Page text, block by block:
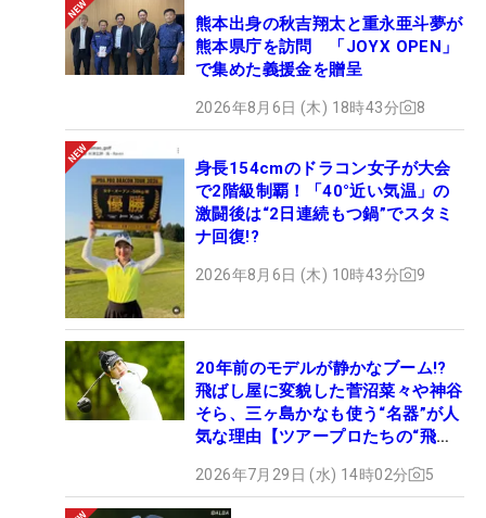
熊本出身の秋吉翔太と重永亜斗夢が
熊本県庁を訪問 「JOYX OPEN」
で集めた義援金を贈呈
2026年8月6日 (木) 18時43分 8
身長154cmのドラコン女子が大会
で2階級制覇！「40°近い気温」の
激闘後は“2日連続もつ鍋”でスタミ
ナ回復!?
2026年8月6日 (木) 10時43分 9
20年前のモデルが静かなブーム!?
飛ばし屋に変貌した菅沼菜々や神谷
そら、三ヶ島かなも使う“名器”が人
気な理由【ツアープロたちの“飛ば
2026年7月29日 (水) 14時02分 5